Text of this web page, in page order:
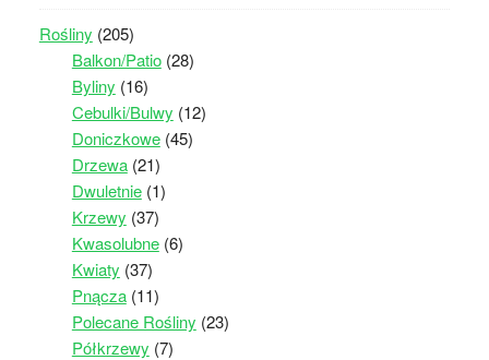
Rośliny (205)
Balkon/Patio(28)
Byliny (16)
Cebulki/Bulwy (12)
Doniczkowe(45)
Drzewa(21)
Dwuletnie(1)
Krzewy (37)
Kwasolubne(6)
Kwiaty (37)
Pnącza(11)
Polecane Rośliny (23)
Półkrzewy (7)